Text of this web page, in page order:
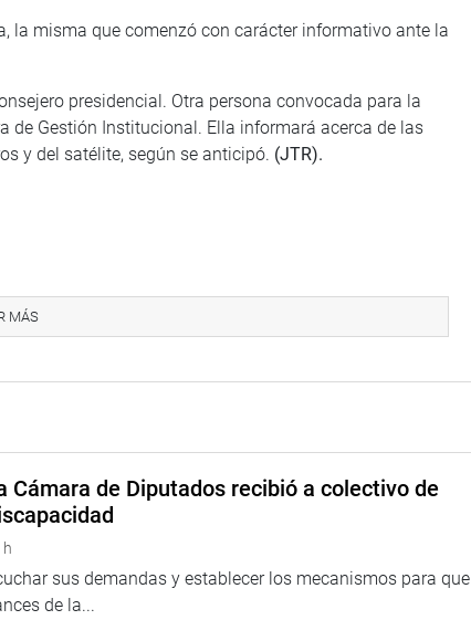
la misma que comenzó con carácter informativo ante la
presidencial. Otra persona convocada para la
de Gestión Institucional. Ella informará acerca de las
y del satélite, según se anticipó. (JTR).
MÁS
Cámara de Diputados recibió a colectivo de
h
sus demandas y establecer los mecanismos para que
de la...